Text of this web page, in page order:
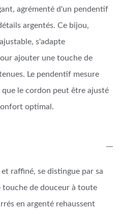
agrémenté d'un pendentif
argentés. Ce bijou,
s'adapte
ajouter une touche de
Le pendentif mesure
le cordon peut être ajusté
optimal.
raffiné, se distingue par sa
de douceur à toute
en argenté rehaussent